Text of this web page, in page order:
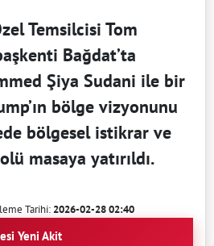
Temsilcisi Tom
Bağdat’ta
Şiya Sudani ile bir
bölge vizyonunu
bölgesel istikrar ve
masaya yatırıldı.
Tarihi:2026-02-28 02:40
Yeni Akit